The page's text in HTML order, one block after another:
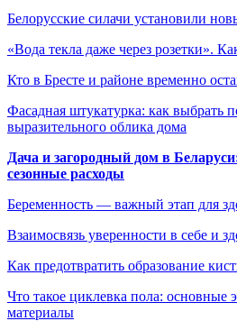
Белорусские силачи установили
«Вода текла даже через розетки».
Кто в Бресте и районе временно
Фасадная штукатурка: как выбрать
выразительного облика дома
Дача и загородный дом в
сезонные расходы
Беременность — важный этап для
Взаимосвязь уверенности в себе и
Как предотвратить образование
Что такое циклевка пола: основные
материалы